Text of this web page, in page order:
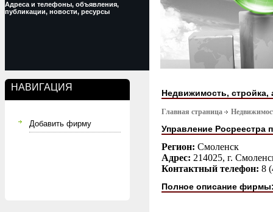
Адреса и телефоны, объявления,
публикации, новости, ресурсы
НАВИГАЦИЯ
Добавить фирму
Недвижимость, стройка,
Главная страница
Управление Росреестра
Регион: Смоленск
Адрес: 214025, г.
Контактный телефон: 8
Полное описание